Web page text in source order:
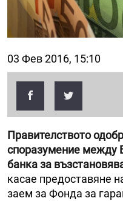
03 Фев 2016, 15:10
Правителството
споразумение между
банка за
касае предоставяне
заем за Фонда за